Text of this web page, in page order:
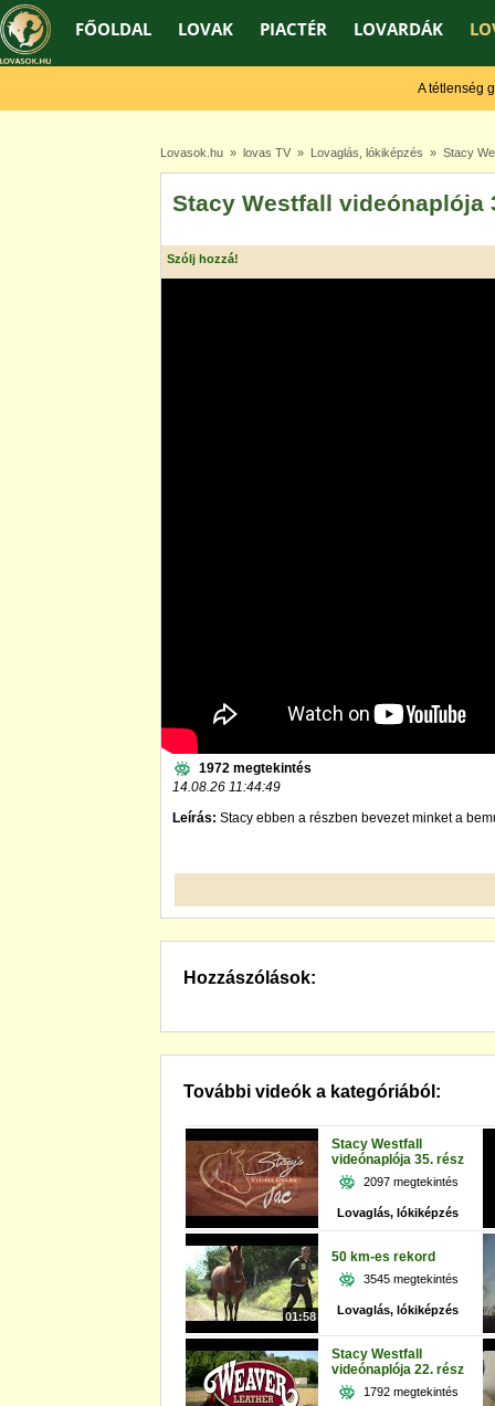
FŐOLDAL LOVAK PIACTÉR LOVARDÁK
A tétlenség
Lovasok.hu» lovas TV» Lovaglás, lókiképzés » Stacy
Stacy Westfall videónaplója
Szólj hozzá!
1972 megtekintés
14.08.26 11:44:49
Leírás: Stacy ebben a részben bevezet minket a
Hozzászólások:
További videók a kategóriából:
01:58
Stacy Westfall
videónaplója 35. rész
2097 megtekintés
Lovaglás, lókiképzés
50 km-es rekord
3545 megtekintés
Lovaglás, lókiképzés
Stacy Westfall
videónaplója 22. rész
1792 megtekintés